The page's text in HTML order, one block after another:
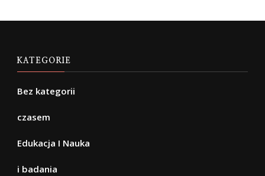
KATEGORIE
Bez kategorii
czasem
Edukacja I Nauka
i badania